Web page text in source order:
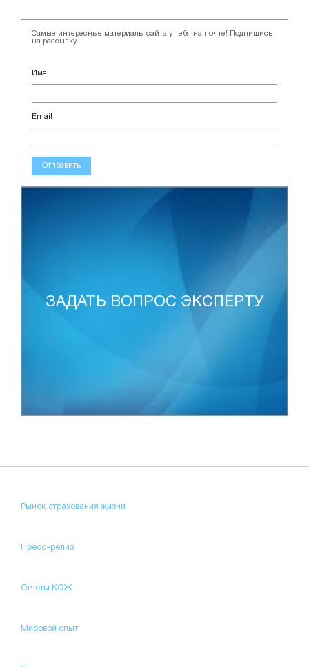
Самые интересные материалы сайта у тебя на почте! Подпишись
на рассылку.
Имя
Email
Отправить
ЗАДАТЬ ВОПРОС ЭКСПЕРТУ
Рынок страхования жизни
Пресс-релиз
Отчеты КСЖ
Мировой опыт